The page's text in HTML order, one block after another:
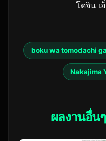
โดจิน เ
boku wa tomodachi
Nakajima
ผลงานอื่นๆ